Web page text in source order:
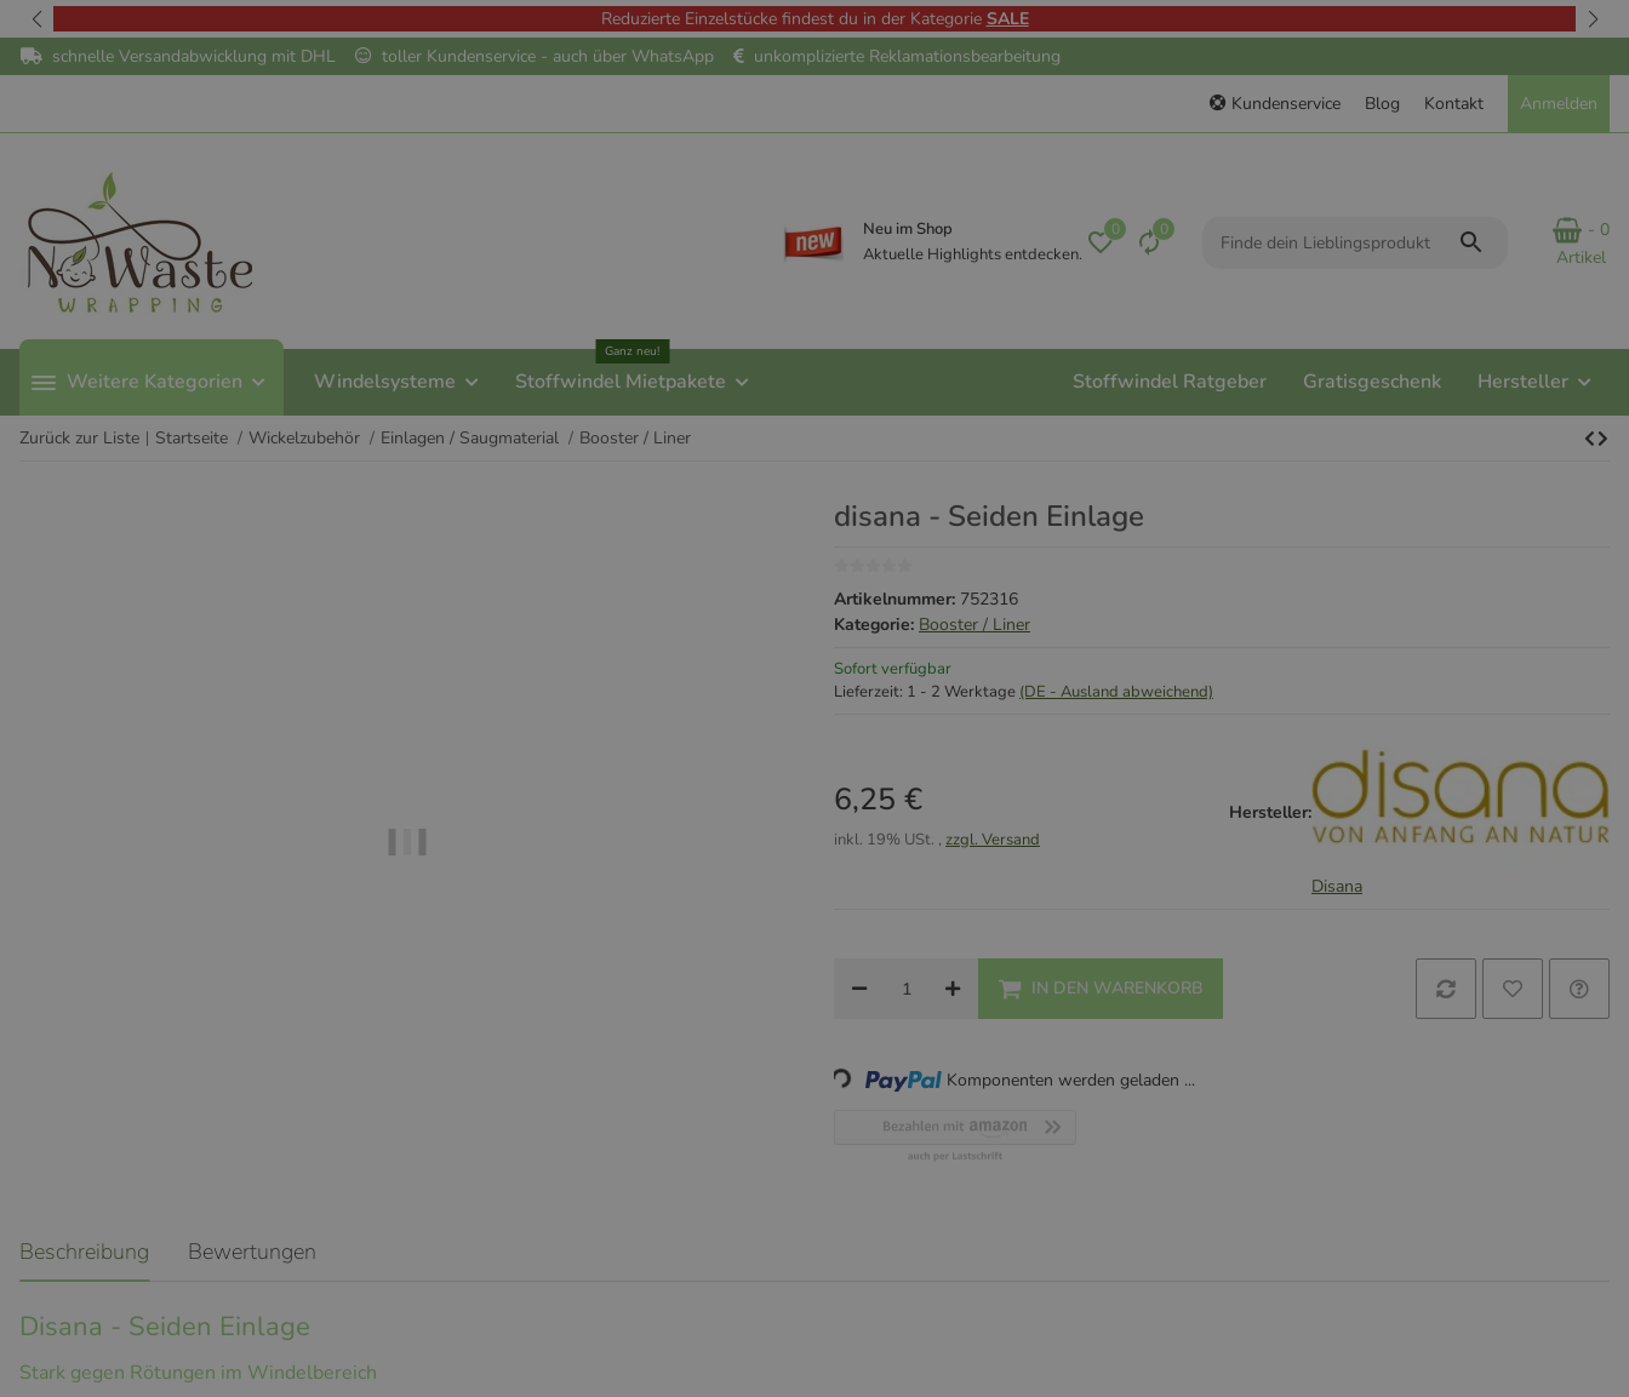
Reduzierte Einzelstücke findest du in der Kategorie SALE
schnelle Versandabwicklung mit DHL
toller Kundenservice - auch über WhatsApp unkomplizierte Reklamationsbearbeitung
Kundenservice Blog Kontakt Anmelden
Neu im Shop
Aktuelle Highlights entdecken.
0 0
- 0
Artikel
Weitere Kategorien Windelsysteme Stoffwindel Mietpakete
Ganz neu!
Stoffwindel Ratgeber Gratisgeschenk Hersteller
Zurück zur Liste Startseite Wickelzubehör Einlagen / Saugmaterial Booster / Liner
disana - Seiden Einlage
Artikelnummer: 752316
Kategorie: Booster / Liner
Sofort verfügbar
Lieferzeit: 1 - 2 Werktage (DE - Ausland abweichend)
6,25 €
inkl. 19% USt. , zzgl. Versand
Hersteller:
Disana
IN DEN WARENKORB
Komponenten werden geladen ...
Beschreibung Bewertungen
Disana - Seiden Einlage
Stark gegen Rötungen im Windelbereich